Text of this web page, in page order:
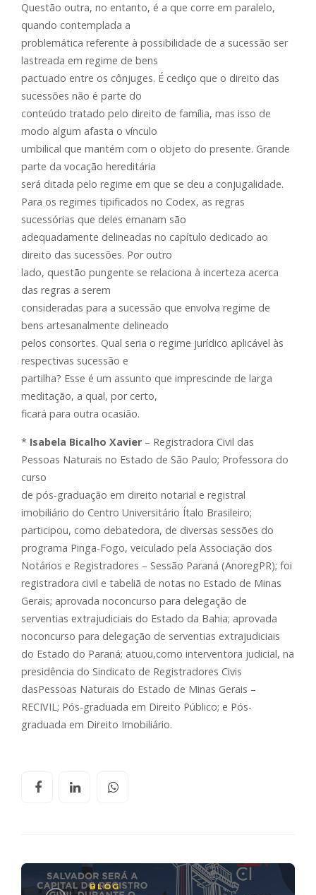
Questão outra, no entanto, é a que corre em paralelo,
quando contemplada a
problemática referente à possibilidade de a sucessão ser
lastreada em regime de bens
pactuado entre os cônjuges. É cediço que o direito das
sucessões não é parte do
conteúdo tratado pelo direito de família, mas isso de
modo algum afasta o vínculo
umbilical que mantém com o objeto do presente. Grande
parte da vocação hereditária
será ditada pelo regime em que se deu a conjugalidade.
Para os regimes tipificados no Codex, as regras
sucessórias que deles emanam são
adequadamente delineadas no capítulo dedicado ao
direito das sucessões. Por outro
lado, questão pungente se relaciona à incerteza acerca
das regras a serem
consideradas para a sucessão que envolva regime de
bens artesanalmente delineado
pelos consortes. Qual seria o regime jurídico aplicável às
respectivas sucessão e
partilha? Esse é um assunto que imprescinde de larga
meditação, a qual, por certo,
ficará para outra ocasião.
* Isabela Bicalho Xavier – Registradora Civil das
Pessoas Naturais no Estado de São Paulo; Professora do
curso
de pós-graduação em direito notarial e registral
imobiliário do Centro Universitário Ítalo Brasileiro;
participou, como debatedora, de diversas sessões do
programa Pinga-Fogo, veiculado pela Associação dos
Notários e Registradores – Sessão Paraná (AnoregPR); foi
registradora civil e tabeliã de notas no Estado de Minas
Gerais; aprovada noconcurso para delegação de
serventias extrajudiciais do Estado da Bahia; aprovada
noconcurso para delegação de serventias extrajudiciais
do Estado do Paraná; atuou,como interventora judicial, na
presidência do Sindicato de Registradores Civis
dasPessoas Naturais do Estado de Minas Gerais –
RECIVIL; Pós-graduada em Direito Público; e Pós-
graduada em Direito Imobiliário.
BLOG